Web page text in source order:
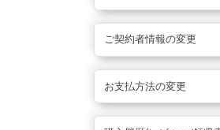
ご契約者情報の変更
お支払方法の変更